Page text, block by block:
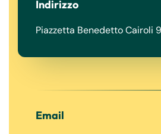
Indirizzo
Piazzetta Benedetto Cairoli
Email